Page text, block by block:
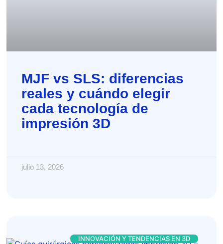
MJF vs SLS: diferencias
reales y cuándo elegir
cada tecnología de
impresión 3D
julio 13, 2026
INNOVACIÓN Y TENDENCIAS EN 3D